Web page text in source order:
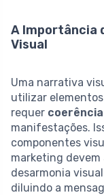
A Importância
Visual
Uma narrativa
utilizar
requer
manifestações.
componentes
marketing devem
desarmonia
diluindo a